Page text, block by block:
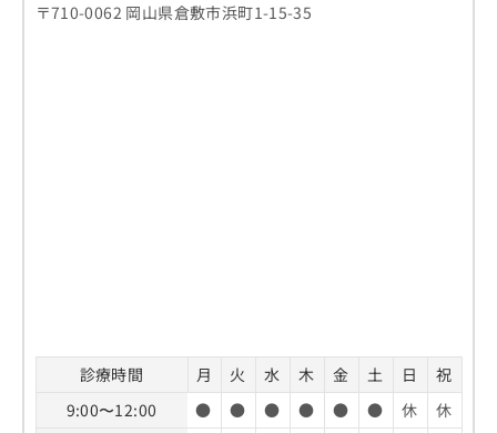
〒710-0062 岡山県倉敷市浜町1-15-35
診療時間 月 火 水 木 金 土 日
祝
9:00〜12:00
● ● ● ● ● ● 休
休